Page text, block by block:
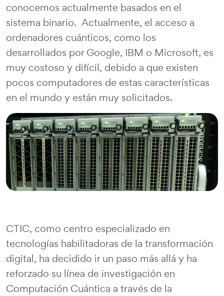
conocemos actualmente basados en el
sistema binario. Actualmente, el acceso a
ordenadores cuánticos, como los
desarrollados por Google, IBM o Microsoft, es
muy costoso y difícil, debido a que existen
pocos computadores de estas características
en el mundo y están muy solicitados.
CTIC, como centro especializado en
tecnologías habilitadoras de la transformación
digital, ha decidido ir un paso más allá y ha
reforzado su línea de investigación en
Computación Cuántica a través de la